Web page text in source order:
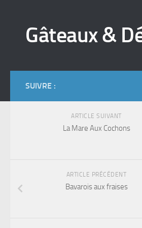
Gâteaux &
SUIVRE :
ARTICLE SUIVANT
La Mare Aux Cochons
ARTICLE PRÉCÉDENT
Bavarois aux fraises